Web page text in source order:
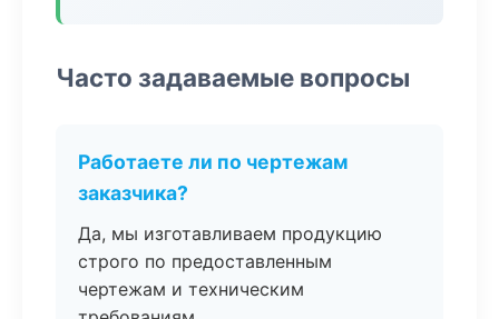
Часто задаваемые вопросы
Работаете ли по чертежам
заказчика?
Да, мы изготавливаем продукцию
строго по предоставленным
чертежам и техническим